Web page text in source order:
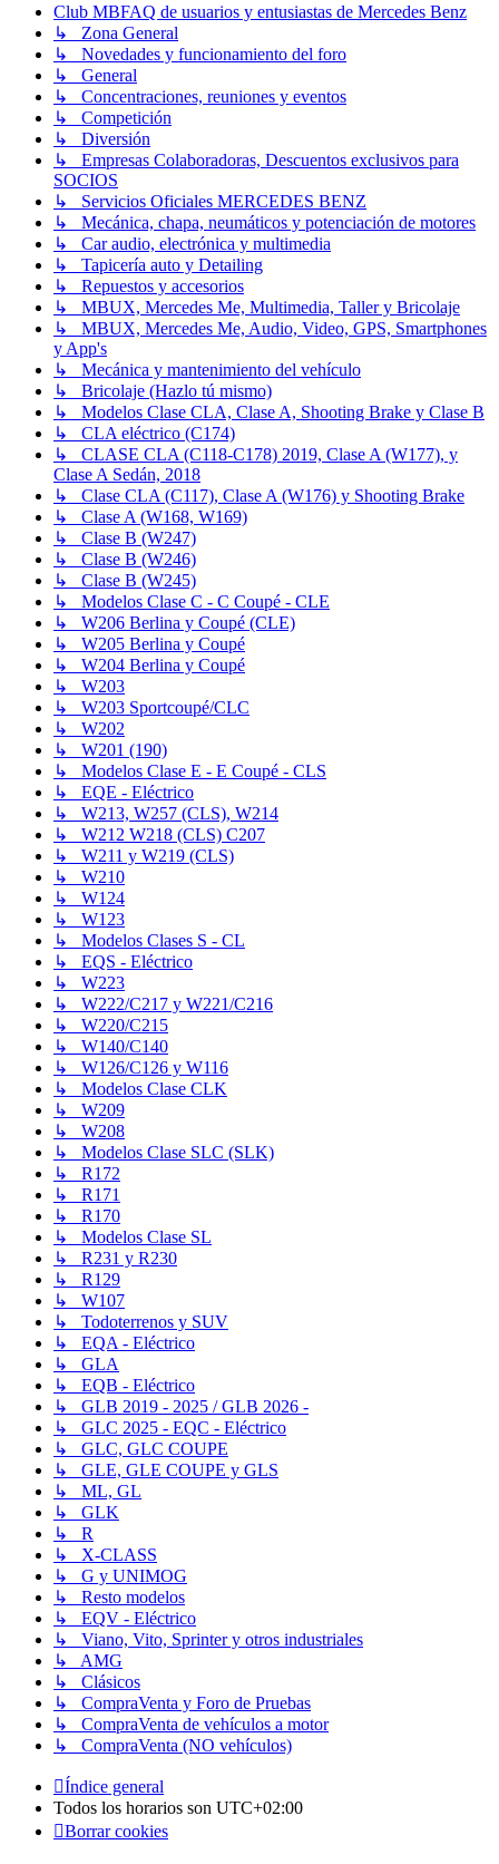
Club MBFAQ de usuarios y entusiastas de Mercedes Benz
↳ Zona General
↳ Novedades y funcionamiento del foro
↳ General
↳ Concentraciones, reuniones y eventos
↳ Competición
↳ Diversión
↳ Empresas Colaboradoras, Descuentos exclusivos para
SOCIOS
↳ Servicios Oficiales MERCEDES BENZ
↳ Mecánica, chapa, neumáticos y potenciación de motores
↳ Car audio, electrónica y multimedia
↳ Tapicería auto y Detailing
↳ Repuestos y accesorios
↳ MBUX, Mercedes Me, Multimedia, Taller y Bricolaje
↳ MBUX, Mercedes Me, Audio, Video, GPS, Smartphones
y App's
↳ Mecánica y mantenimiento del vehículo
↳ Bricolaje (Hazlo tú mismo)
↳ Modelos Clase CLA, Clase A, Shooting Brake y Clase B
↳ CLA eléctrico (C174)
↳ CLASE CLA (C118-C178) 2019, Clase A (W177), y
Clase A Sedán, 2018
↳ Clase CLA (C117), Clase A (W176) y Shooting Brake
↳ Clase A (W168, W169)
↳ Clase B (W247)
↳ Clase B (W246)
↳ Clase B (W245)
↳ Modelos Clase C - C Coupé - CLE
↳ W206 Berlina y Coupé (CLE)
↳ W205 Berlina y Coupé
↳ W204 Berlina y Coupé
↳ W203
↳ W203 Sportcoupé/CLC
↳ W202
↳ W201 (190)
↳ Modelos Clase E - E Coupé - CLS
↳ EQE - Eléctrico
↳ W213, W257 (CLS), W214
↳ W212 W218 (CLS) C207
↳ W211 y W219 (CLS)
↳ W210
↳ W124
↳ W123
↳ Modelos Clases S - CL
↳ EQS - Eléctrico
↳ W223
↳ W222/C217 y W221/C216
↳ W220/C215
↳ W140/C140
↳ W126/C126 y W116
↳ Modelos Clase CLK
↳ W209
↳ W208
↳ Modelos Clase SLC (SLK)
↳ R172
↳ R171
↳ R170
↳ Modelos Clase SL
↳ R231 y R230
↳ R129
↳ W107
↳ Todoterrenos y SUV
↳ EQA - Eléctrico
↳ GLA
↳ EQB - Eléctrico
↳ GLB 2019 - 2025 / GLB 2026 -
↳ GLC 2025 - EQC - Eléctrico
↳ GLC, GLC COUPE
↳ GLE, GLE COUPE y GLS
↳ ML, GL
↳ GLK
↳ R
↳ X-CLASS
↳ G y UNIMOG
↳ Resto modelos
↳ EQV - Eléctrico
↳ Viano, Vito, Sprinter y otros industriales
↳ AMG
↳ Clásicos
↳ CompraVenta y Foro de Pruebas
↳ CompraVenta de vehículos a motor
↳ CompraVenta (NO vehículos)
Índice general
Todos los horarios son UTC+02:00
Borrar cookies